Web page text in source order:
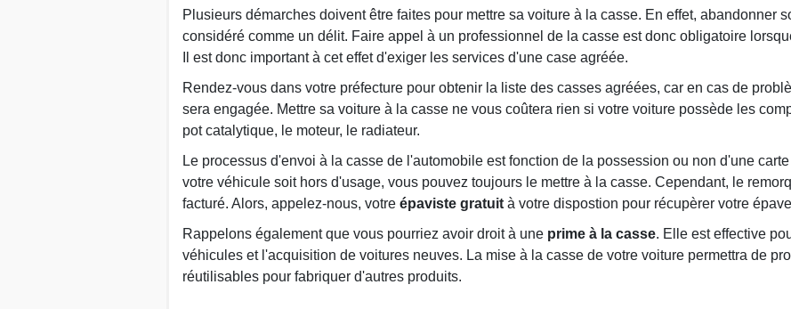
Plusieurs démarches doivent être faites pour mettre sa voiture à la casse. En effet, abandonner
considéré comme un délit. Faire appel à un professionnel de la casse est donc obligatoire
Il est donc important à cet effet d'exiger les services d'une case agréée.
Rendez-vous dans votre préfecture pour obtenir la liste des casses agréées, car en cas de
sera engagée. Mettre sa voiture à la casse ne vous coûtera rien si votre voiture possède les
pot catalytique, le moteur, le radiateur.
Le processus d'envoi à la casse de l'automobile est fonction de la possession ou non d'une
votre véhicule soit hors d'usage, vous pouvez toujours le mettre à la casse. Cependant, le
facturé. Alors, appelez-nous, votre épaviste gratuit à votre dispostion pour récupèrer votre
Rappelons également que vous pourriez avoir droit à une prime à la casse. Elle est effective
véhicules et l'acquisition de voitures neuves. La mise à la casse de votre voiture permettra de
réutilisables pour fabriquer d'autres produits.